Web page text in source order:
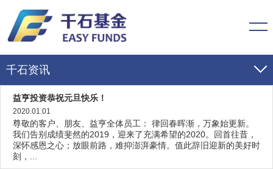
千石资讯
千石动态
市场动态
千石公告
益亨投资恭祝元旦快乐！
2020.01.01
尊敬的客户、朋友、益亨全体员工： 律回春晖渐，万象始更新。
我们告别成绩斐然的2019，迎来了充满希望的2020。回首往昔，
深怀感恩之心；放眼前路，难抑澎湃豪情。值此辞旧迎新的美好时
刻，...